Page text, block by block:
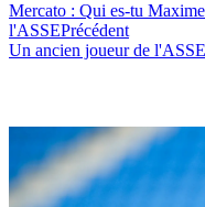
Mercato : Qui es-tu
l'ASSEPrécédent
Un ancien joueur de